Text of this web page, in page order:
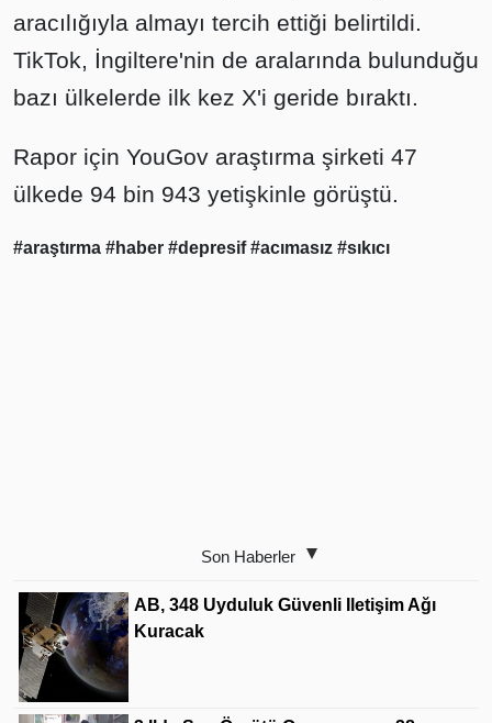
aracılığıyla almayı tercih ettiği belirtildi.
TikTok, İngiltere'nin de aralarında bulunduğu
bazı ülkelerde ilk kez X'i geride bıraktı.
Rapor için YouGov araştırma şirketi 47
ülkede 94 bin 943 yetişkinle görüştü.
#araştırma #haber #depresif#acımasız #sıkıcı
Son Haberler
AB, 348 Uyduluk Güvenli Iletişim Ağı
Kuracak